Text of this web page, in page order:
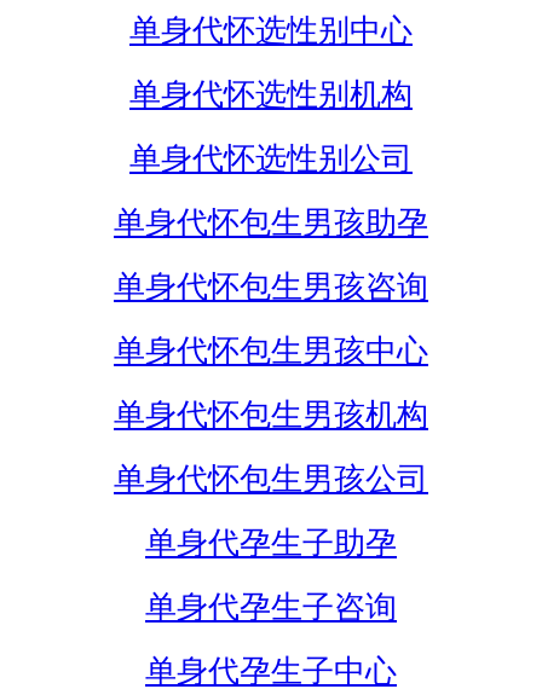
单身代怀选性别中心
单身代怀选性别机构
单身代怀选性别公司
单身代怀包生男孩助孕
单身代怀包生男孩咨询
单身代怀包生男孩中心
单身代怀包生男孩机构
单身代怀包生男孩公司
单身代孕生子助孕
单身代孕生子咨询
单身代孕生子中心